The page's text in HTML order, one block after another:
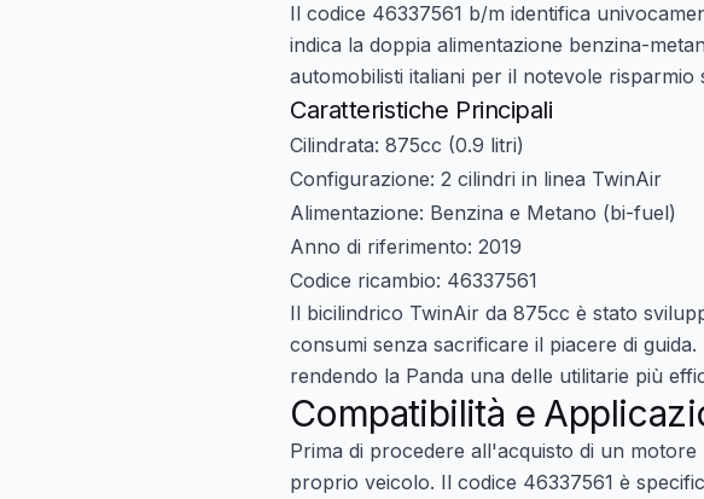
Il codice 46337561 b/m identifica
indica la doppia alimentazione benzina-
automobilisti italiani per il notevole risparmio
Caratteristiche Principali
Cilindrata: 875cc (0.9 litri)
Configurazione: 2 cilindri in linea TwinAir
Alimentazione: Benzina e Metano (bi-fuel)
Anno di riferimento: 2019
Codice ricambio: 46337561
Il bicilindrico TwinAir da 875cc è stato
consumi senza sacrificare il piacere di
rendendo la Panda una delle utilitarie più
Compatibilità e
Prima di procedere all'acquisto di un motore
proprio veicolo. Il codice 46337561 è